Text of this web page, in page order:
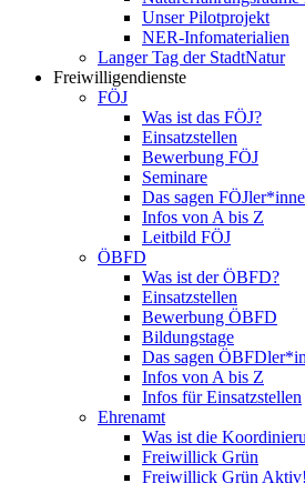
Unser Pilotprojekt
NER-Infomaterialien
Langer Tag der StadtNatur
Freiwilligendienste
FÖJ
Was ist das FÖJ?
Einsatzstellen
Bewerbung FÖJ
Seminare
Das sagen
Infos von A bis Z
Leitbild FÖJ
ÖBFD
Was ist der ÖBFD?
Einsatzstellen
Bewerbung ÖBFD
Bildungstage
Das sagen
Infos von A bis Z
Infos für Einsatzstellen
Ehrenamt
Was ist die
Freiwillick Grün
Freiwillick Grün Aktiv!